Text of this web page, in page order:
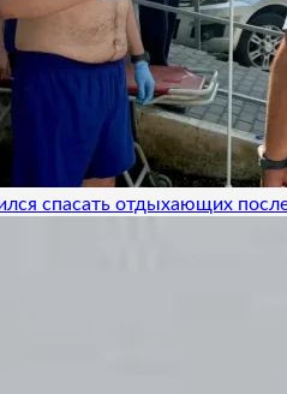
спасать отдыхающих